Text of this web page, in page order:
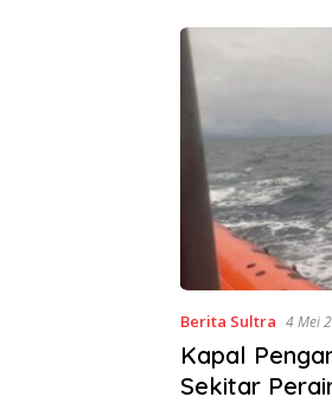
Berita Sultra 4 Mei
Kapal
Sekitar